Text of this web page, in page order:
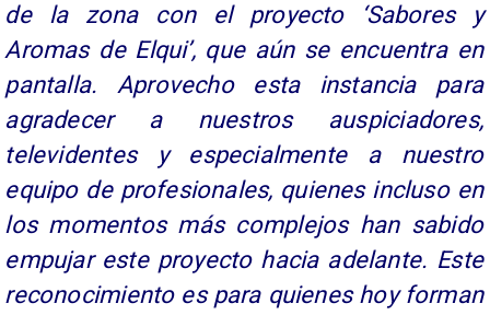
de la zona con el proyecto ‘Sabores y
Aromas de Elqui’, que aún se encuentra en
pantalla. Aprovecho esta instancia para
agradecer a nuestros auspiciadores,
televidentes y especialmente a nuestro
equipo de profesionales, quienes incluso en
los momentos más complejos han sabido
empujar este proyecto hacia adelante. Este
reconocimiento es para quienes hoy forman